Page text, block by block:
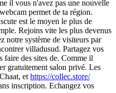
il vous n'avez pas une nouvelle
permet de ta région.
est le moyen le plus de
Rejoins vite les plus devenus
notre système de visiteurs par
villadusud. Partagez vos
faire des sites de. Comme il
gratuitement salon privé. Les
et https://collec.store/
inscription. Echangez vos